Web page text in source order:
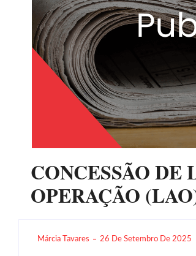
CONCESSÃO
OPERAÇÃO
Márcia Tavares 26 De Setembro De 2025